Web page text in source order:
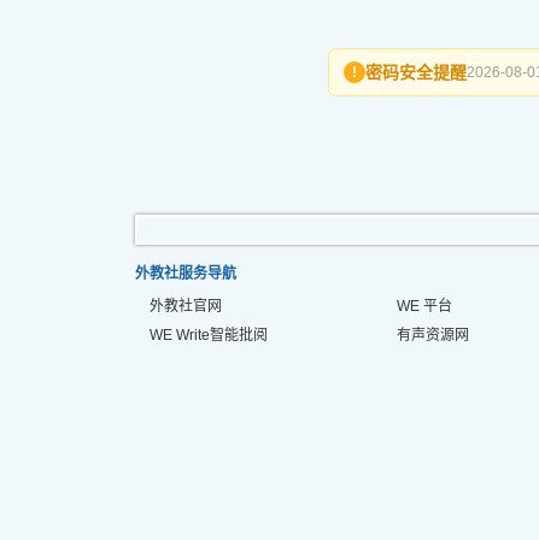
! 密码安全提醒2026-08-
外教社服务导航
外教社官网
WE 平台
WE Write智能批阅
有声资源网